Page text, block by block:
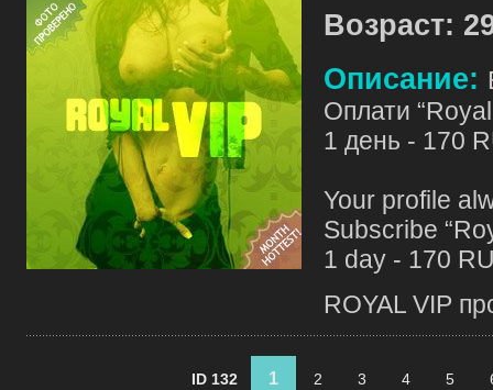
Возраст:
Описание:
Оплати
1 день - 170
Your profile
Subscribe
1 day - 170
ROYAL VIP
ID 132 1 2 3 4 5